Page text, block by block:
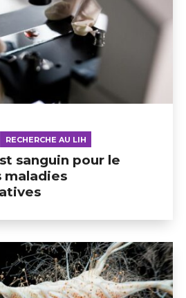
RECHERCHE AU LIH
sanguin pour le
maladies